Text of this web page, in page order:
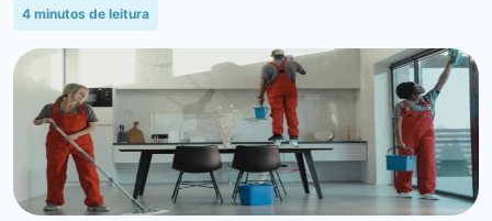
4 minutos de leitura